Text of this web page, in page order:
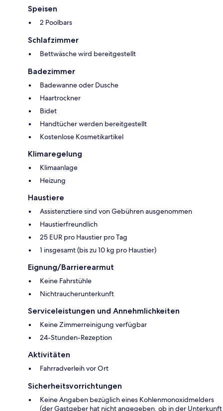
Speisen
2 Poolbars
Schlafzimmer
Bettwäsche wird bereitgestellt
Badezimmer
Badewanne oder Dusche
Haartrockner
Bidet
Handtücher werden bereitgestellt
Kostenlose Kosmetikartikel
Klimaregelung
Klimaanlage
Heizung
Haustiere
Assistenztiere sind von Gebühren ausgenommen
Haustierfreundlich
25 EUR pro Haustier pro Tag
1 insgesamt (bis zu 10 kg pro Haustier)
Eignung/Barrierearmut
Keine Fahrstühle
Nichtraucherunterkunft
Serviceleistungen und Annehmlichkeiten
Keine Zimmerreinigung verfügbar
24-Stunden-Rezeption
Aktivitäten
Fahrradverleih vor Ort
Sicherheitsvorrichtungen
Keine Angaben bezüglich eines Kohlenmonoxidmelders
(der Gastgeber hat nicht angegeben, ob in der Unterkunft